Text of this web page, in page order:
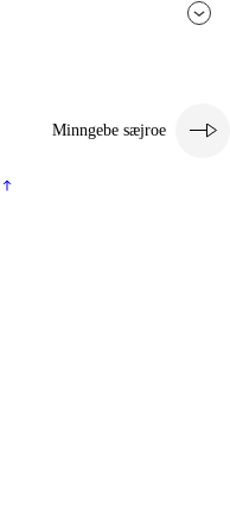
Minngebe sæjroe